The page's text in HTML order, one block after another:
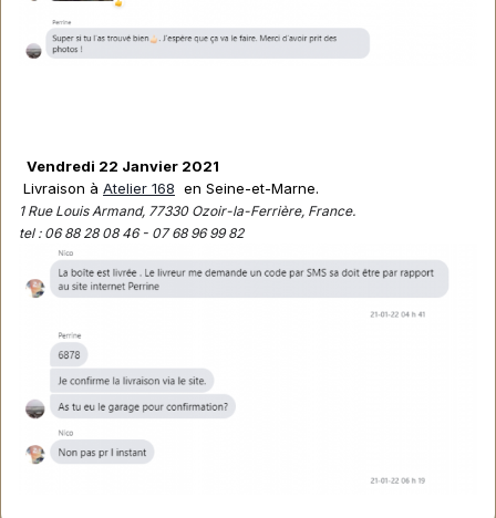
Vendredi 22 Janvier 2021
Livraison à Atelier 168 en Seine-et-Marne.
1 Rue Louis Armand, 77330 Ozoir-la-Ferrière, France.
tel : 06 88 28 08 46 - 07 68 96 99 82